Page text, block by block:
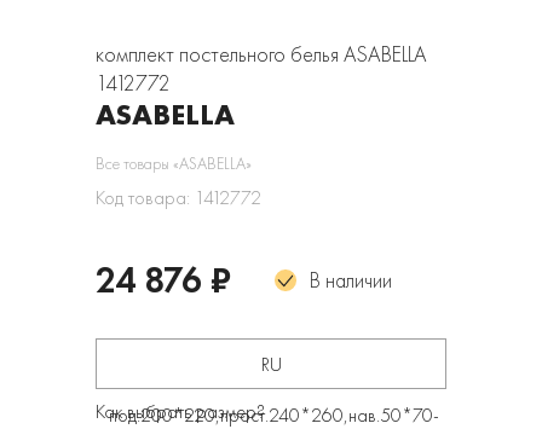
комплект постельного белья ASABELLA
1412772
ASABELLA
Все товары «ASABELLA»
Код товара: 1412772
24 876 ₽ В наличии
RU
под.200*220,прост.240*260,нав.50*70-
Как выбрать размер?